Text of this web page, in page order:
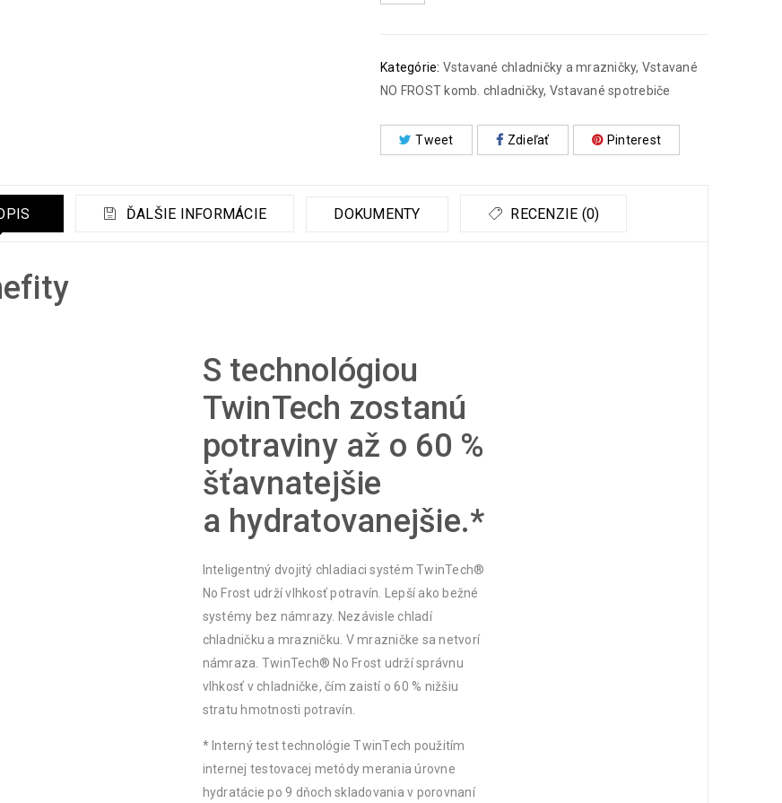
Kategórie: Vstavané chladničky a mrazničky, Vstavané
NO FROST komb. chladničky, Vstavané spotrebiče
Tweet Zdieľať Pinterest
ĎALŠIE INFORMÁCIE DOKUMENTY RECENZIE (0)
S technológiou
TwinTech zostanú
potraviny až o 60 %
šťavnatejšie
a hydratovanejšie.*
Inteligentný dvojitý chladiaci systém TwinTech®
No Frost udrží vlhkosť potravín. Lepší ako bežné
systémy bez námrazy. Nezávisle chladí
chladničku a mrazničku. V mrazničke sa netvorí
námraza. TwinTech® No Frost udrží správnu
vlhkosť v chladničke, čím zaistí o 60 % nižšiu
stratu hmotnosti potravín.
* Interný test technológie TwinTech použitím
internej testovacej metódy merania úrovne
hydratácie po 9 dňoch skladovania v porovnaní